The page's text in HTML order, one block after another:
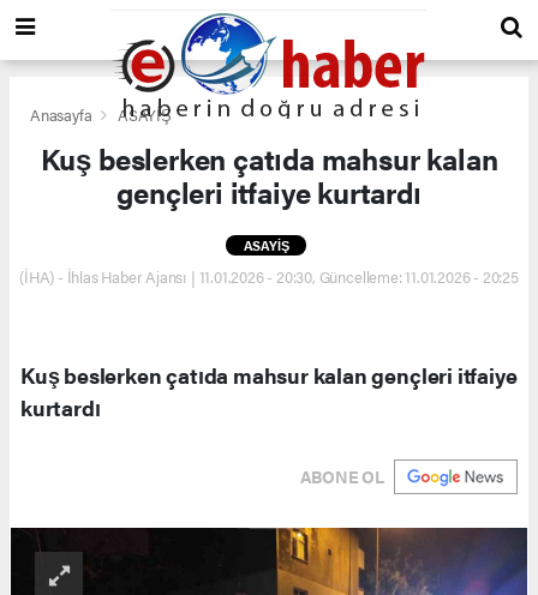
Anasayfa ASAYİŞ
Kuş beslerken çatıda mahsur kalan
gençleri itfaiye kurtardı
ASAYİŞ
(İHA) - İhlas Haber Ajansı | 11.01.2026 - 20:30, Güncelleme: 11.01.2026 - 20:25
Kuş beslerken çatıda mahsur kalan gençleri itfaiye
kurtardı
ABONE OL